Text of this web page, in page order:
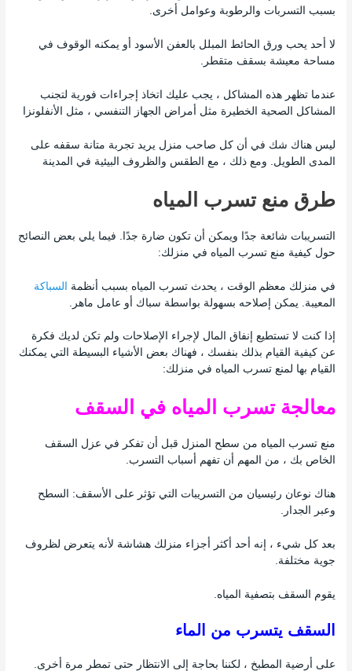
بسبب التسربات والرطوبة وعوامل أخرى.
لا أحد يحب ورق الحائط المبلل بالعفن الأسود أو يمكنه الوقوف في
مساحة معيشة بسقف متقطر.
عندما تظهر هذه المشاكل ، يجب عليك اتخاذ إجراءات فورية لتجنب
المشاكل الصحية الخطيرة مثل أمراض الجهاز التنفسي ، مثل الأنفلونزا
ليس هناك شك في أن كل صاحب منزل يريد تجربة متانة سقفه على
المدى الطويل. ومع ذلك ، مع الطقس والظروف البيئية في المدينة
طرق منع تسرب المياه
التسريبات شائعة جدًا ويمكن أن تكون ضارة جدًا. فيما يلي بعض النصائح
حول كيفية منع تسرب المياه في منزلك:
في منزلك معظم الوقت ، يحدث تسرب المياه بسبب أنظمة السباكة
المعيبة. يمكن إصلاحه بسهولة بواسطة سباك أو عامل ماهر.
إذا كنت لا تستطيع إنفاق المال لإجراء الإصلاحات ولم تكن لديك فكرة
عن كيفية القيام بذلك بنفسك ، فهناك بعض الأشياء البسيطة التي يمكنك
القيام بها لمنع تسرب المياه في منزلك:
معالجة تسرب المياه في السقف
منع تسرب المياه من سطح المنزل قبل أن تفكر في عزل السقف
الخاص بك ، من المهم أن تفهم أسباب التسرب.
هناك نوعان رئيسيان من التسريبات التي تؤثر على الأسقف: السطح
وعبر الجدار.
بعد كل شيء ، إنه أحد أكثر أجزاء منزلك هشاشة لأنه يتعرض لظروف
جوية مختلفة.
يقوم السقف بتصفية المياه.
السقف يتسرب من الماء
على أرضية المطبخ ، لكننا بحاجة إلى الانتظار حتى تمطر مرة أخرى.